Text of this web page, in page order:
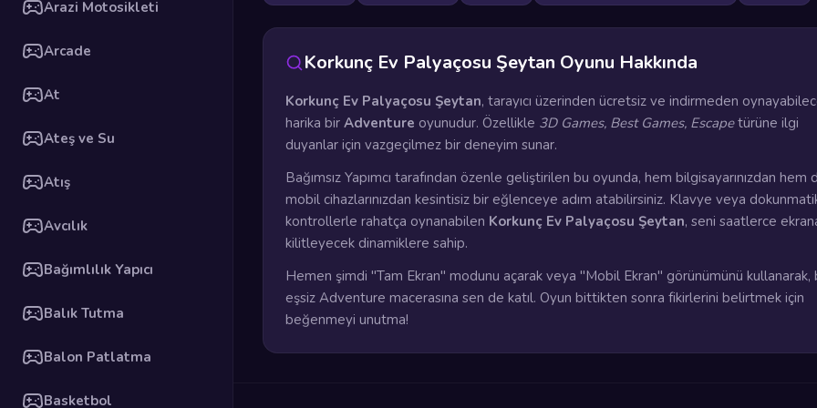
Arazi Motosikleti
Arcade
At
Ateş ve Su
Atış
Avcılık
Bağımlılık Yapıcı
Balık Tutma
Balon Patlatma
Basketbol
Korkunç Ev Palyaçosu Şeytan Oyunu Hakkında
Korkunç Ev Palyaçosu Şeytan, tarayıcı üzerinden ücretsiz ve indirmeden
harika bir Adventure oyunudur. Özellikle 3D Games, Best Games, Escapetürüne ilgi
duyanlar için vazgeçilmez bir deneyim sunar.
Bağımsız Yapımcı tarafından özenle geliştirilen bu oyunda, hem bilgisayarınızdan hem
mobil cihazlarınızdan kesintisiz bir eğlenceye adım atabilirsiniz. Klavye veya
kontrollerle rahatça oynanabilen Korkunç Ev Palyaçosu Şeytan, seni saatlerce
kilitleyecek dinamiklere sahip.
Hemen şimdi "Tam Ekran" modunu açarak veya "Mobil Ekran" görünümünü kullanarak,
eşsiz Adventure macerasına sen de katıl. Oyun bittikten sonra fikirlerini belirtmek için
beğenmeyi unutma!